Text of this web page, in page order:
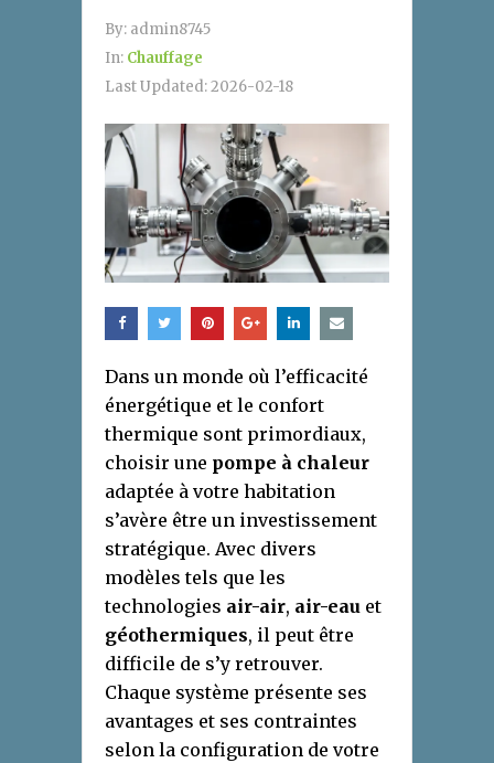
By: admin8745
In: Chauffage
Last Updated:2026-02-18
Dans un monde où l’efficacité
énergétique et le confort
thermique sont primordiaux,
choisir une pompe à chaleur
adaptée à votre habitation
s’avère être un investissement
stratégique. Avec divers
modèles tels que les
technologies air-air, air-eau et
géothermiques, il peut être
difficile de s’y retrouver.
Chaque système présente ses
avantages et ses contraintes
selon la configuration de votre